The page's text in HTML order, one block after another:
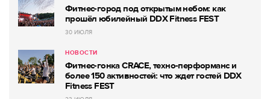
Фитнес-город под открытым небом: как
прошёл юбилейный DDX Fitness FEST
30 ИЮЛЯ
НОВОСТИ
Фитнес-гонка CRACE, техно-перформанс и
более 150 активностей: что ждет гостей DDX
Fitness FEST